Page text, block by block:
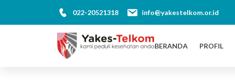
022-20521318 info@yakestelkom.or.id
BERANDA PROFIL